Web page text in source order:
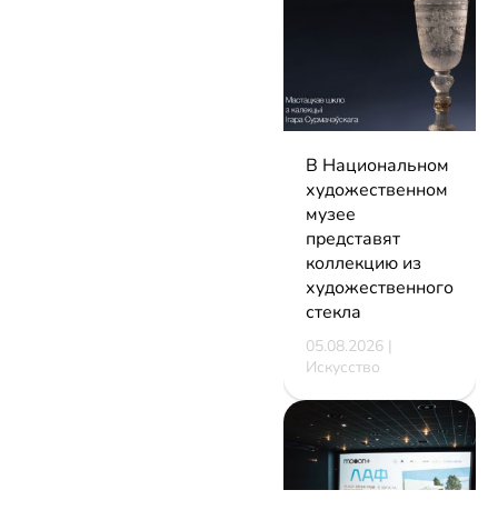
В Национальном
художественном
музее
представят
коллекцию из
художественного
стекла
05.08.2026 |
Искусство